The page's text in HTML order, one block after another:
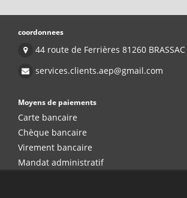
coordonnees
44 route de Ferrières 81260 BRASSAC
services.clients.aep@gmail.com
Moyens de paiements
Carte bancaire
Chèque bancaire
Virement bancaire
Mandat administratif